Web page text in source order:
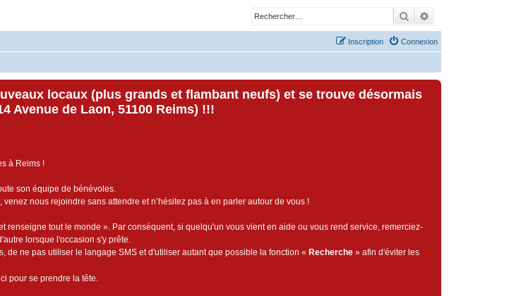
Rechercher
Connexion
Inscription
locaux (plus grands et flambant neufs) et se trouve désormais
Avenue de Laon, 51100 Reims) !!!
à Reims !
son équipe de bénévoles.
nous rejoindre sans attendre et n’hésitez pas à en parler autour de vous !
tout le monde ». Par conséquent, si quelqu'un vous vient en aide ou vous rend service, remerciez-
lorsque l'occasion s'y prête.
de ne pas utiliser le langage SMS et d'utiliser autant que possible la fonction « Recherche » afin d'éviter les
pour se prendre la tête.